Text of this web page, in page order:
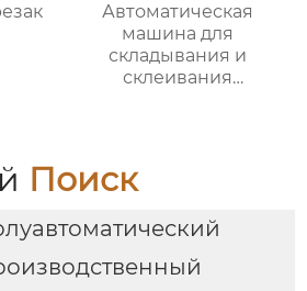
Автоматическая
машина для
складывания и
склеивания
Поиск